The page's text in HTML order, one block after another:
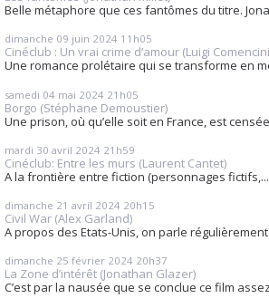
Belle métaphore que ces fantômes du titre.
dimanche 09 juin 2024 11h05
Cinéclub : Un vrai crime d’amour (Luigi
Une romance prolétaire qui se transforme en
samedi 04 mai 2024 21h05
Borgo (Stéphane Demoustier)
Une prison, où qu’elle soit en France, est
mardi 30 avril 2024 21h59
Cinéclub: Entre les murs (Laurent Cantet)
A la frontière entre fiction (personnages fictifs,...
dimanche 21 avril 2024 20h15
Civil War (Alex Garland)
A propos des Etats-Unis, on parle régulièrement
dimanche 25 février 2024 20h37
La Zone d’intérêt (Jonathan Glazer)
C’est par la nausée que se conclue ce film